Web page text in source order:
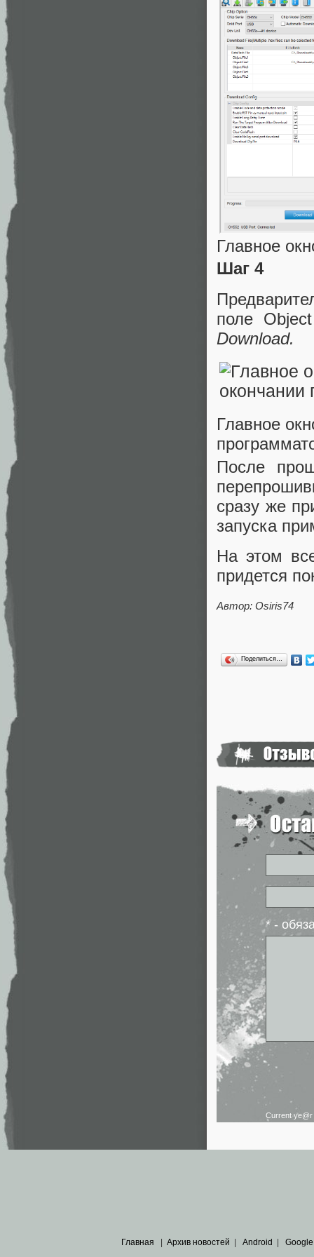
Главное
Шаг 4
поле
Download.
Главное
После
сразу же
запуска
На этом
придется
Автор: Osiris74
Поделиться…
* -
Current ye@r
Главная Архив новостей Android Google